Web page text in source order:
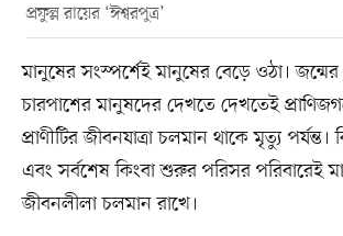
প্রফুল্ল রায়ের ‘ঈশ্বরপুত্র’
মানুষের সংস্পর্শেই মানুষের বেড়ে ওঠা।
চারপাশের মানুষদের দেখতে দেখতেই
প্রাণীটির জীবনযাত্রা চলমান থাকে মৃত্যু
এবং সর্বশেষ কিংবা শুরুর পরিসর পরিবারেই
জীবনলীলা চলমান রাখে।